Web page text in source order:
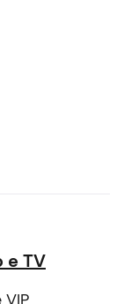
e TV
VIP